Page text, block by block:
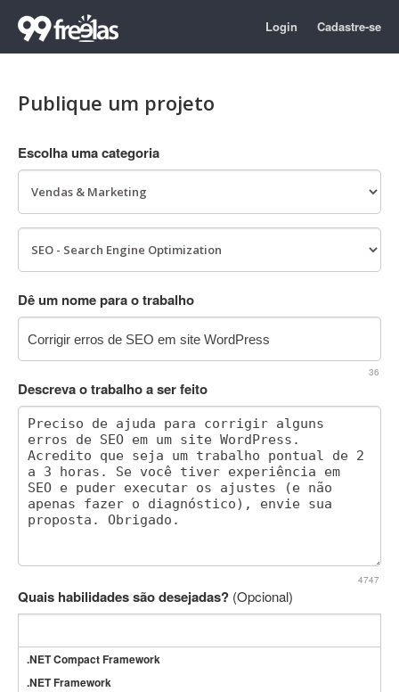
Login Cadastre-se
Publique um projeto
Escolha uma categoria
Dê um nome para o trabalho
36
Descreva o trabalho a ser feito
4747
Quais habilidades são desejadas? (Opcional)
.NET Compact Framework
.NET Framework